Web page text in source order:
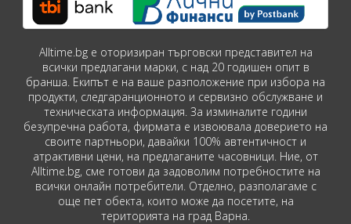
Alltime.bg е оторизиран търговски представител на
всички предлагани марки, с над 20 годишен опит в
бранша. Екипът е на ваше разположение при избора на
продукти, следгаранционното и сервизно обслужване и
техническата информация. За изминалите години
безупречна работа, фирмата е извоювала доверието на
своите партньори, давайки 100% автентичност и
атрактивни цени, на предлаганите часовници. Ние, от
Alltime.bg, сме готови да задоволим потребностите на
всички онлайн потребители. Отделно, разполагаме с
още пет обекта, които може да посетите, на
територията на град Варна.